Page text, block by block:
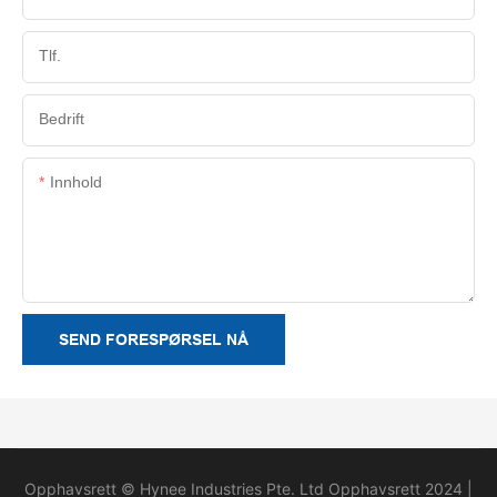
Tlf.
Bedrift
Innhold
SEND FORESPØRSEL NÅ
Opphavsrett © Hynee Industries Pte. Ltd Opphavsrett 2024 |